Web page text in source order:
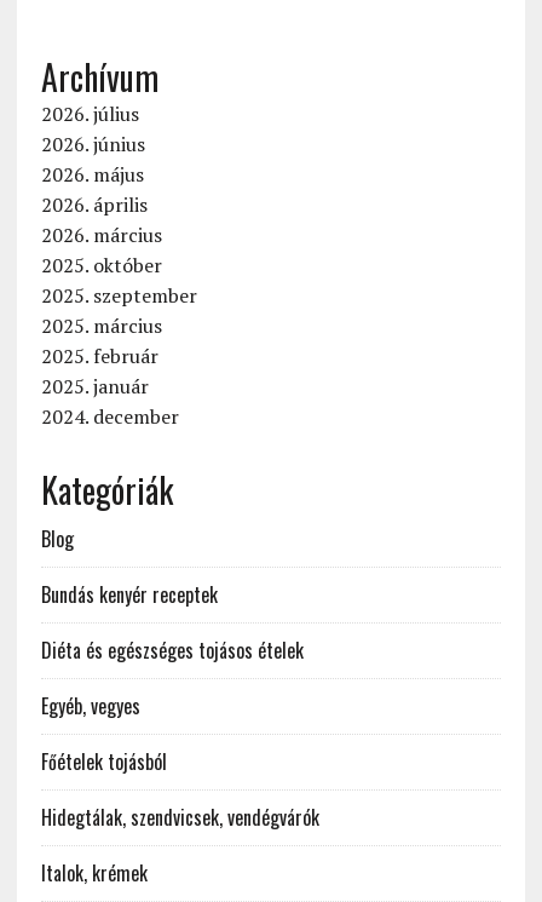
Archívum
2026. július
2026. június
2026. május
2026. április
2026. március
2025. október
2025. szeptember
2025. március
2025. február
2025. január
2024. december
Kategóriák
Blog
Bundás kenyér receptek
Diéta és egészséges tojásos ételek
Egyéb, vegyes
Főételek tojásból
Hidegtálak, szendvicsek, vendégvárók
Italok, krémek